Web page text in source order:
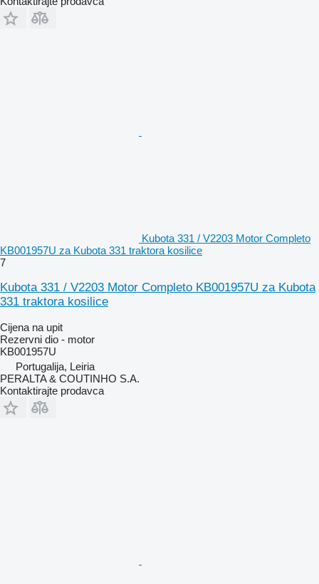
Kubota 331 / V2203 Motor Completo
KB001957U za Kubota 331 traktora kosilice
7
Kubota 331 / V2203 Motor Completo KB001957U za Kubota
331 traktora kosilice
Cijena na upit
Rezervni dio - motor
KB001957U
Portugalija, Leiria
PERALTA & COUTINHO S.A.
Kontaktirajte prodavca